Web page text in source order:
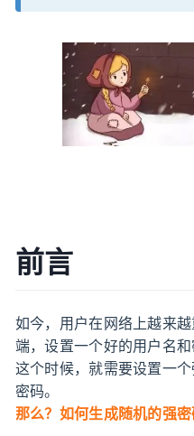
前言
如今，用户在网络上越来
端，设置一个好的用户名和
这个时候，就需要设置一
密码。
那么？如何生成随机的强